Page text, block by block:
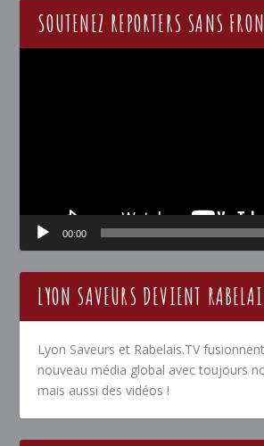
SOUTENEZ REPORTERS SANS
00:00
LYON SAVEURS DEVIENT
Lyon Saveurs et Rabelais.TV
nouveau média global avec toujours
mais aussi des vidéos !